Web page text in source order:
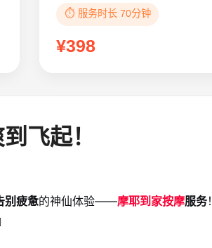
⏱️ 服务时长 70分钟
¥398
飞起！
别疲惫的神仙体验——摩耶到家按摩服务！